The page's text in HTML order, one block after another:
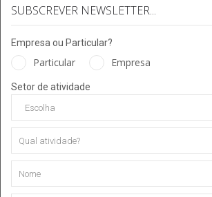
SUBSCREVER NEWSLETTER...
Empresa ou Particular?
Particular Empresa
Setor de atividade